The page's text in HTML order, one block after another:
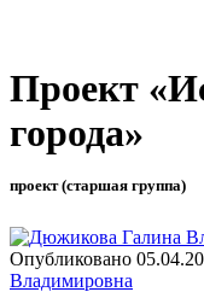
Проект
города»
проект (старшая группа)
Опубликовано
Владимировна